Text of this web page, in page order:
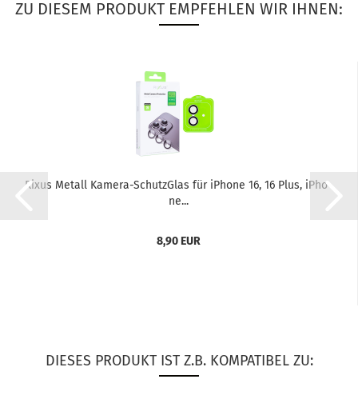
ZU DIESEM PRODUKT EMPFEHLEN WIR IHNEN:
Rixus Me­tall Kamera-​​Schutz­Glas für iPho­ne 16, 16 Plus, iPho­
ne...
8,90 EUR
DIESES PRODUKT IST Z.B. KOMPATIBEL ZU: